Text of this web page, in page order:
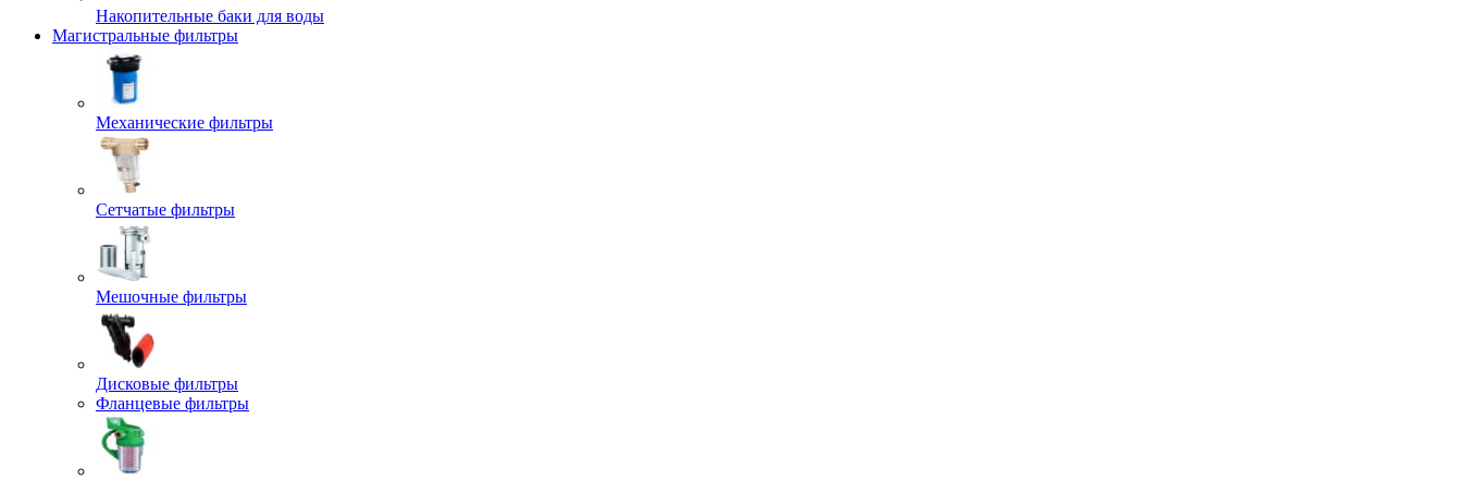
Накопительные баки для воды
Магистральные фильтры
Механические фильтры
Сетчатые фильтры
Мешочные фильтры
Дисковые фильтры
Фланцевые фильтры